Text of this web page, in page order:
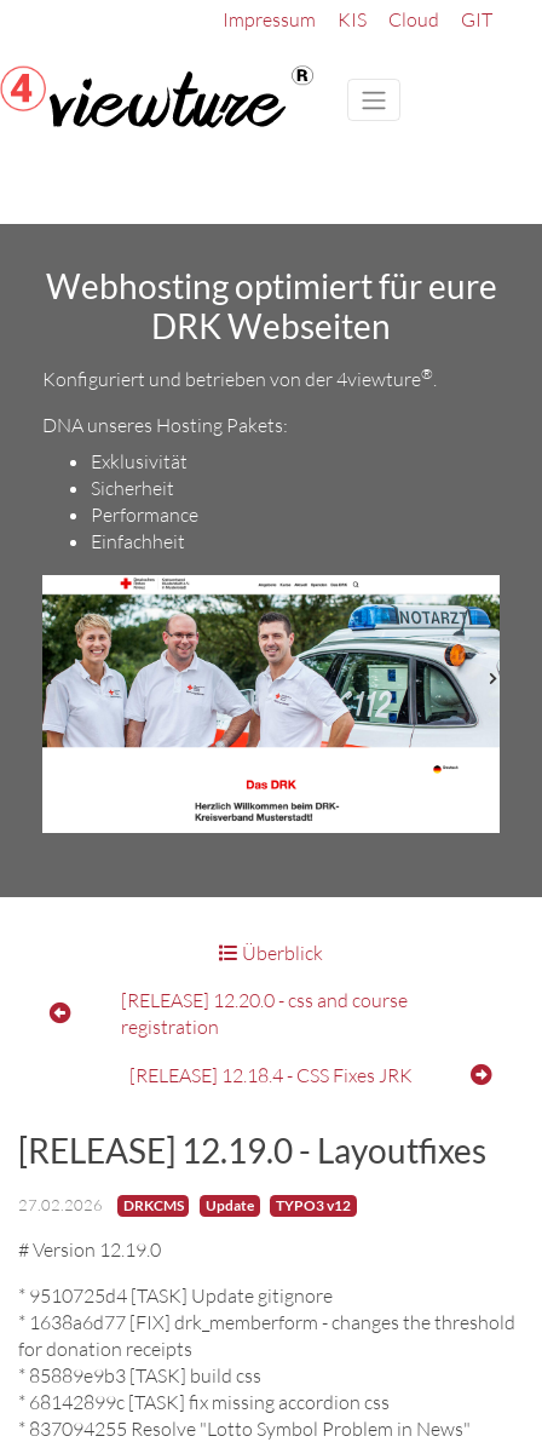
Impressum KIS Cloud GIT
Webhosting optimiert für eure
DRK Webseiten
Konfiguriert und betrieben von der 4viewture®
DNA unseres Hosting Pakets:
Exklusivität
Sicherheit
Performance
Einfachheit
[RELEASE] 12.20.0 - css and course
registration
Überblick
[RELEASE] 12.18.4 - CSS Fixes JRK
[RELEASE] 12.19.0 - Layoutfixes
27.02.2026 DRKCMS Update TYPO3 v12
# Version 12.19.0
* 9510725d4 [TASK] Update gitignore
* 1638a6d77 [FIX] drk_memberform - changes the threshold
for donation receipts
* 85889e9b3 [TASK] build css
* 68142899c [TASK] fix missing accordion css
* 837094255 Resolve "Lotto Symbol Problem in News"